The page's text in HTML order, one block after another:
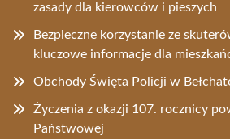
zasady dla kierowców i pieszych
Bezpieczne korzystanie ze
kluczowe informacje dla
Obchody Święta Policji w
Życzenia z okazji 107. rocznicy
Państwowej